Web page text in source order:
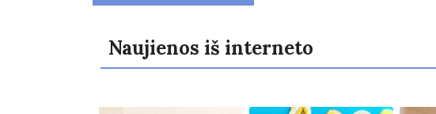
Naujienos iš interneto